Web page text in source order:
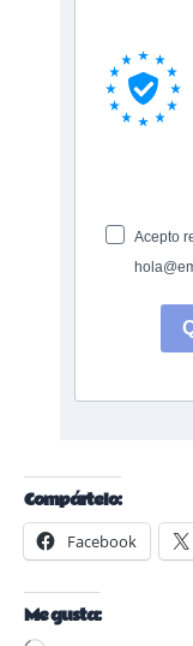
Acepto
Compártelo:
Facebook
Me gusta: